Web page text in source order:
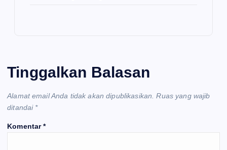
Tinggalkan Balasan
Alamat email Anda tidak akan dipublikasikan. Ruas yang wajib
ditandai *
Komentar*